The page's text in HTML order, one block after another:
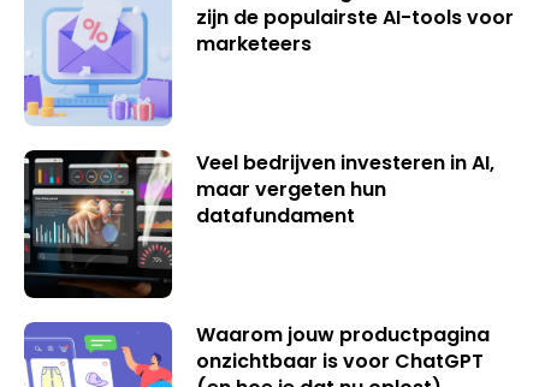
zijn de populairste AI-tools voor
marketeers
Veel bedrijven investeren in AI,
maar vergeten hun
datafundament
Waarom jouw productpagina
onzichtbaar is voor ChatGPT